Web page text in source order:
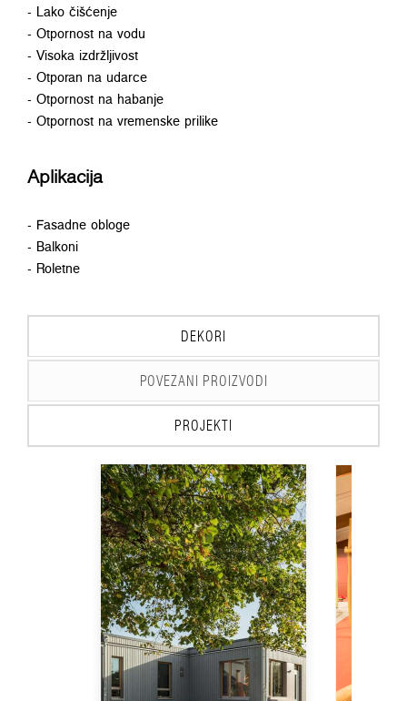
- Lako čišćenje
- Otpornost na vodu
- Visoka izdržljivost
- Otporan na udarce
- Otpornost na habanje
- Otpornost na vremenske prilike
Aplikacija
- Fasadne obloge
- Balkoni
- Roletne
DEKORI
POVEZANI PROIZVODI
PROJEKTI